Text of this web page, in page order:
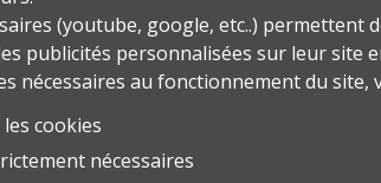
(youtube, google, etc..)
publicités personnalisées sur leur
nécessaires au fonctionnement du
cookies
nécessaires